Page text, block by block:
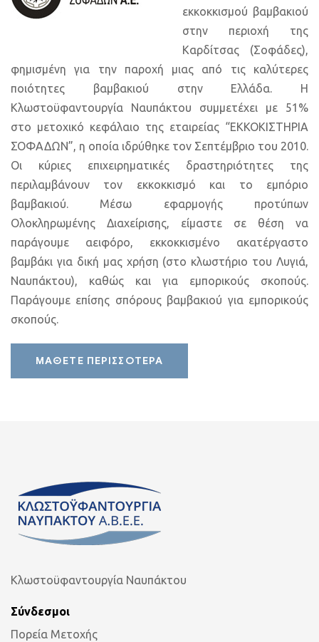
εκκοκκισμού βαμβακιού
στην περιοχή της
Καρδίτσας (Σοφάδες),
φημισμένη για την παροχή μιας από τις καλύτερες
ποιότητες βαμβακιού στην Ελλάδα. Η
Κλωστοϋφαντουργία Ναυπάκτου συμμετέχει με 51%
στο μετοχικό κεφάλαιο της εταιρείας “ΕΚΚΟΚΙΣΤΗΡΙΑ
ΣΟΦΑΔΩΝ”, η οποία ιδρύθηκε τον Σεπτέμβριο του 2010.
Οι κύριες επιχειρηματικές δραστηριότητες της
περιλαμβάνουν τον εκκοκκισμό και το εμπόριο
βαμβακιού. Μέσω εφαρμογής προτύπων
Ολοκληρωμένης Διαχείρισης, είμαστε σε θέση να
παράγουμε αειφόρο, εκκοκκισμένο ακατέργαστο
βαμβάκι για δική μας χρήση (στο κλωστήριο του Λυγιά,
Ναυπάκτου), καθώς και για εμπορικούς σκοπούς.
Παράγουμε επίσης σπόρους βαμβακιού για εμπορικούς
σκοπούς.
ΜΑΘΕΤΕ ΠΕΡΙΣΣΟΤΕΡΑ
Κλωστοϋφαντουργία Ναυπάκτου
Σύνδεσμοι
Πορεία Μετοχής